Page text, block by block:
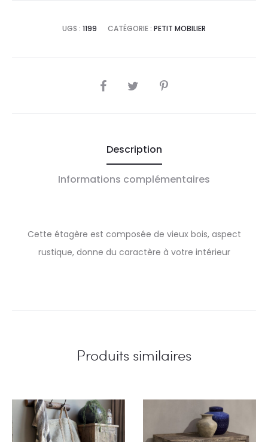
UGS : 1199 CATÉGORIE : PETIT MOBILIER
SHARE
Description
Informations complémentaires
Cette étagère est composée de vieux bois, aspect
rustique, donne du caractère à votre intérieur
Produits similaires